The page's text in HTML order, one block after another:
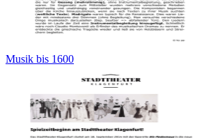
Musik bis 1600